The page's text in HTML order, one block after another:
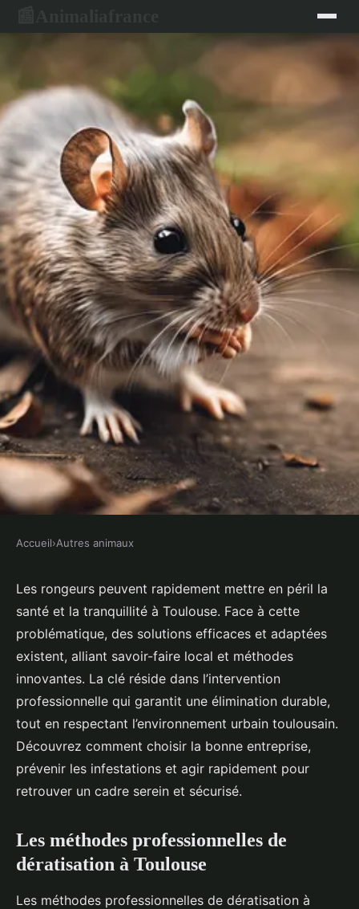
Solutions efficaces pour la
dératisation à toulouse
Tiago•14 juillet 2025•5 min de lecture
Accueil›Autres animaux
Les rongeurs peuvent rapidement mettre en péril la
santé et la tranquillité à Toulouse. Face à cette
problématique, des solutions efficaces et adaptées
existent, alliant savoir-faire local et méthodes
innovantes. La clé réside dans l’intervention
professionnelle qui garantit une élimination durable,
tout en respectant l’environnement urbain toulousain.
Découvrez comment choisir la bonne entreprise,
prévenir les infestations et agir rapidement pour
retrouver un cadre serein et sécurisé.
Les méthodes professionnelles de
dératisation à Toulouse
Les méthodes professionnelles de dératisation à